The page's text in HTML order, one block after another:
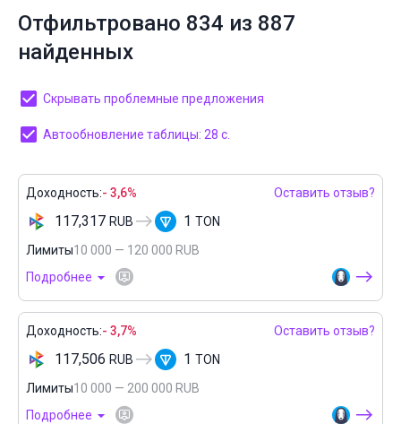
Отфильтровано 834 из 887
найденных
Скрывать проблемные предложения
Автообновление таблицы: 27 с.
Доходность:- 3,6% Оставить отзыв?
117,317 RUB 1 TON
Лимиты10 000 — 120 000 RUB
Подробнее
Доходность:- 3,7% Оставить отзыв?
117,506 RUB 1 TON
Лимиты10 000 — 200 000 RUB
Подробнее